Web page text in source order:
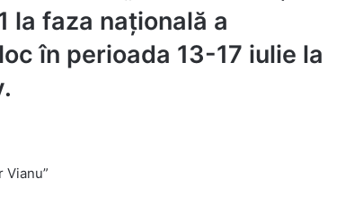
la faza națională a
în perioada 13-17 iulie la
Vianu”